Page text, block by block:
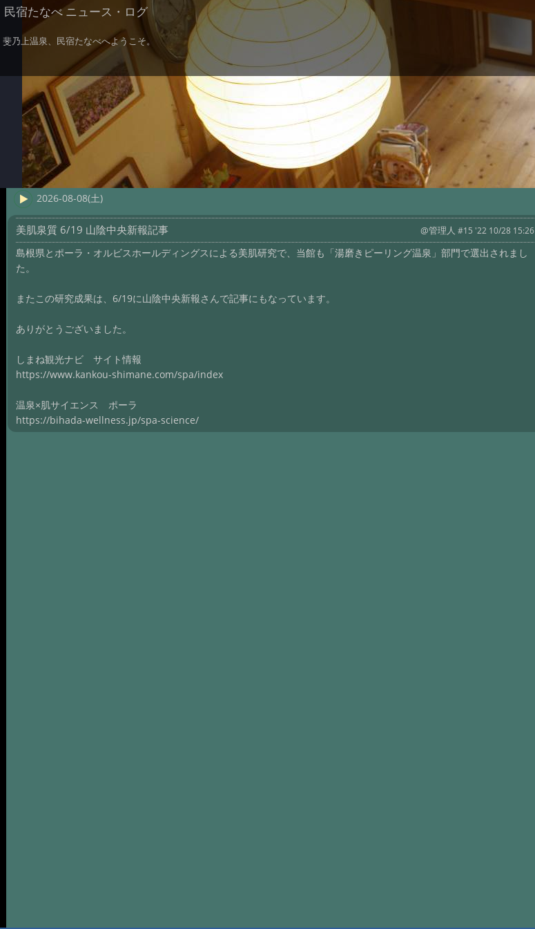
民宿たなべ ニュース・ログ
斐乃上温泉、民宿たなべへようこそ。
2026-08-08(土)
美肌泉質 6/19 山陰中央新報記事 @管理人 #15 '22 10/28 15:26
島根県とポーラ・オルビスホールディングスによる美肌研究で、当館も「湯磨きピーリング温泉」部門で選出されまし
た。
またこの研究成果は、6/19に山陰中央新報さんで記事にもなっています。
ありがとうございました。
しまね観光ナビ サイト情報
https://www.kankou-shimane.com/spa/index
温泉×肌サイエンス ポーラ
https://bihada-wellness.jp/spa-science/